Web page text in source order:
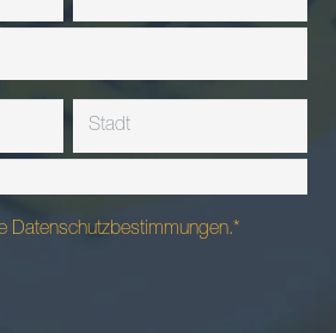
Datenschutzbestimmungen.*